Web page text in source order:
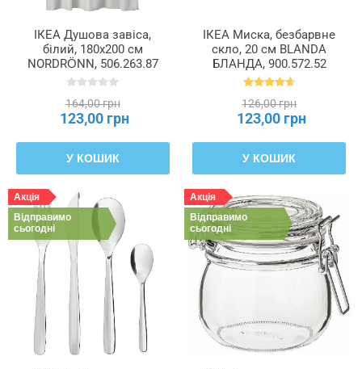
ІКЕА Душова завіса,
білий, 180x200 см
NORDRÖNN, 506.263.87
164,00 грн
123,00 грн
У КОШИК
ІКЕА Миска, безбарвне
скло, 20 см BLANDA
БЛАНДА, 900.572.52
126,00 грн
123,00 грн
У КОШИК
Акція
Відправимо
сьогодні
Акція
Відправимо
сьогодні